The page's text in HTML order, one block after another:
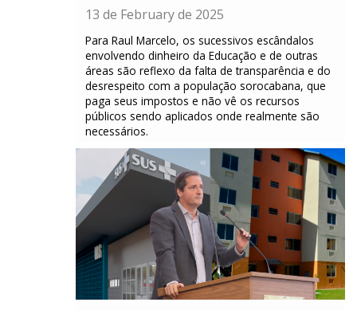
13 de February de 2025
Para Raul Marcelo, os sucessivos escândalos
envolvendo dinheiro da Educação e de outras
áreas são reflexo da falta de transparência e do
desrespeito com a população sorocabana, que
paga seus impostos e não vê os recursos
públicos sendo aplicados onde realmente são
necessários.